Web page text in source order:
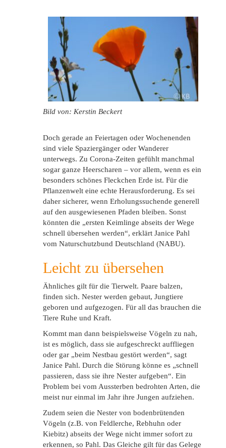
Bild von: Kerstin Beckert
Doch gerade an Feiertagen oder Wochenenden
sind viele Spaziergänger oder Wanderer
unterwegs. Zu Corona-Zeiten gefühlt manchmal
sogar ganze Heerscharen – vor allem, wenn es ein
besonders schönes Fleckchen Erde ist. Für die
Pflanzenwelt eine echte Herausforderung. Es sei
daher sicherer, wenn Erholungssuchende generell
auf den ausgewiesenen Pfaden bleiben. Sonst
könnten die „ersten Keimlinge abseits der Wege
schnell übersehen werden“, erklärt Janice Pahl
vom Naturschutzbund Deutschland (NABU).
Leicht zu übersehen
Ähnliches gilt für die Tierwelt. Paare balzen,
finden sich. Nester werden gebaut, Jungtiere
geboren und aufgezogen. Für all das brauchen die
Tiere Ruhe und Kraft.
Kommt man dann beispielsweise Vögeln zu nah,
ist es möglich, dass sie aufgeschreckt auffliegen
oder gar „beim Nestbau gestört werden“, sagt
Janice Pahl. Durch die Störung könne es „schnell
passieren, dass sie ihre Nester aufgeben“. Ein
Problem bei vom Aussterben bedrohten Arten, die
meist nur einmal im Jahr ihre Jungen aufziehen.
Zudem seien die Nester von bodenbrütenden
Vögeln (z.B. von Feldlerche, Rebhuhn oder
Kiebitz) abseits der Wege nicht immer sofort zu
erkennen, so Pahl. Das Gleiche gilt für das Gelege